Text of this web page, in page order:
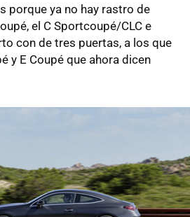
porque ya no hay rastro de
el C Sportcoupé/CLC e
con de tres puertas, a los que
y E Coupé que ahora dicen